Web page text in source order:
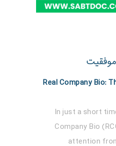
Real Company Bio:
In just a short
Company Bio
attention